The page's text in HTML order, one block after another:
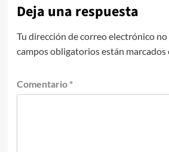
Deja una respuesta
Tu dirección de correo electrónico no
campos obligatorios están marcados
Comentario *